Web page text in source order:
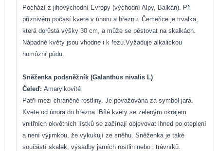
Pochází z jihovýchodní Evropy (východní Alpy, Balkán). Při
příznivém počasí kvete v únoru a březnu. Čemeřice je trvalka,
která dorůstá výšky 30 cm, a může se pěstovat na skalkách.
Nápadné květy jsou vhodné i k řezu.Vyžaduje alkalickou
humózní půdu.
Sněženka podsněžník (Galanthus nivalis L)
Čeleď: Amarylkovité
Patří mezi chráněné rostliny. Je považována za symbol jara.
Kvete od února do března. Bílé květy se zeleným okrajem
vnitřních okvětních lístků se začínají objevovat ihned po oteplení
a není výjimkou, že vykukují ze sněhu. Sněženka je také
součástí skalek, výsadby jarních rostlin nebo i trávníků.